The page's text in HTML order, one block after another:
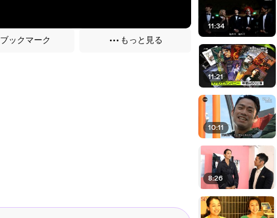
ブックマーク もっと見る
11:34
11:21
10:11
8:26